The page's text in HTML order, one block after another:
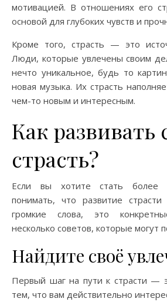
мотивацией. В отношениях его
основой для глубоких чувств и
Кроме того, страсть — это
Люди, которые увлечены своим
нечто уникальное, будь то
новая музыка. Их страсть
чем-то новым и интересным.
Как развивать
страсть?
Если вы хотите стать более
понимать, что развитие
громкие слова, это
несколько советов, которые могут
Найдите своё
Первый шаг на пути к страсти —
тем, что вам действительно